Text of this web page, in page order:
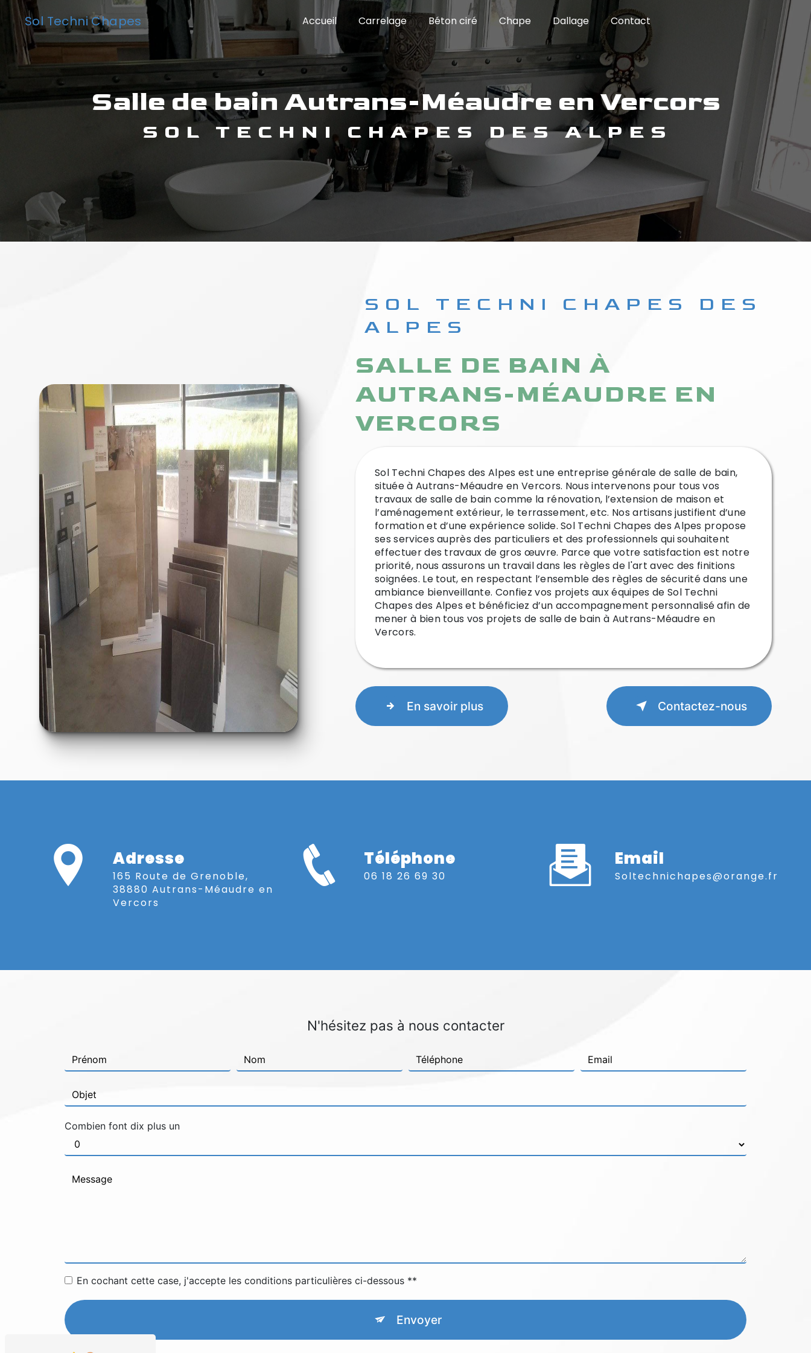
Sol Techni Chapes Accueil Carrelage Béton ciré Chape Dallage Contact
salle de bain Autrans-Méaudre en Vercors
SOL TECHNI CHAPES DES ALPES
SOL TECHNI CHAPES DES
ALPES
SALLE DE BAIN À
AUTRANS-MÉAUDRE EN
VERCORS
Sol Techni Chapes des Alpes est une entreprise générale de salle de bain,
située à Autrans-Méaudre en Vercors. Nous intervenons pour tous vos
travaux de salle de bain comme la rénovation, l’extension de maison et
l’aménagement extérieur, le terrassement, etc. Nos artisans justifient d’une
formation et d’une expérience solide. Sol Techni Chapes des Alpes propose
ses services auprès des particuliers et des professionnels qui souhaitent
effectuer des travaux de gros œuvre. Parce que votre satisfaction est notre
priorité, nous assurons un travail dans les règles de l'art avec des finitions
soignées. Le tout, en respectant l’ensemble des règles de sécurité dans une
ambiance bienveillante. Confiez vos projets aux équipes de Sol Techni
Chapes des Alpes et bénéficiez d’un accompagnement personnalisé afin de
mener à bien tous vos projets de salle de bain à Autrans-Méaudre en
Vercors.
En savoir plus Contactez-nous
Adresse
165 Route de Grenoble,
38880 Autrans-Méaudre en
Vercors
Téléphone
06 18 26 69 30
Email
soltechnichapes@orange.fr
N'hésitez pas à nous contacter
Combien font dix plus un
En cochant cette case, j'accepte les conditions particulières ci-dessous **
Envoyer
Panneau de gestion des cookies